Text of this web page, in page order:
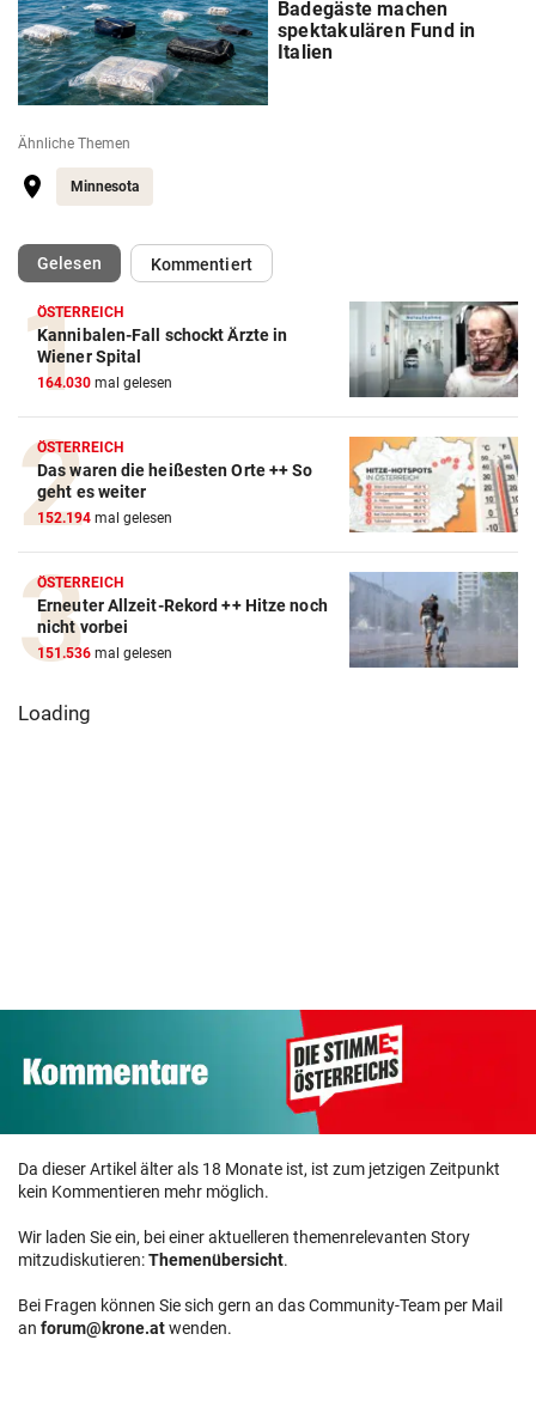
Badegäste machen
spektakulären Fund in
Italien
Ähnliche Themen
Minnesota
Gelesen(ausgewählt)Kommentiert
ÖSTERREICH
Kannibalen-Fall schockt Ärzte in
Wiener Spital
164.030 mal gelesen
ÖSTERREICH
Das waren die heißesten Orte ++ So
geht es weiter
152.194 mal gelesen
ÖSTERREICH
Erneuter Allzeit-Rekord ++ Hitze noch
nicht vorbei
151.536 mal gelesen
Loading
Da dieser Artikel älter als 18 Monate ist, ist zum jetzigen Zeitpunkt
kein Kommentieren mehr möglich.
Wir laden Sie ein, bei einer aktuelleren themenrelevanten Story
mitzudiskutieren:Themenübersicht.
Bei Fragen können Sie sich gern an das Community-Team per Mail
an forum@krone.atwenden.